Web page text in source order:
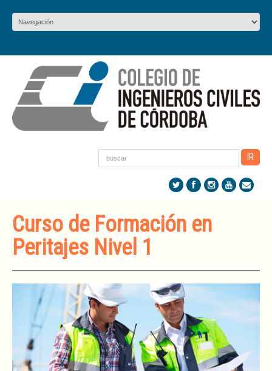
Curso de Formación en
Peritajes Nivel 1